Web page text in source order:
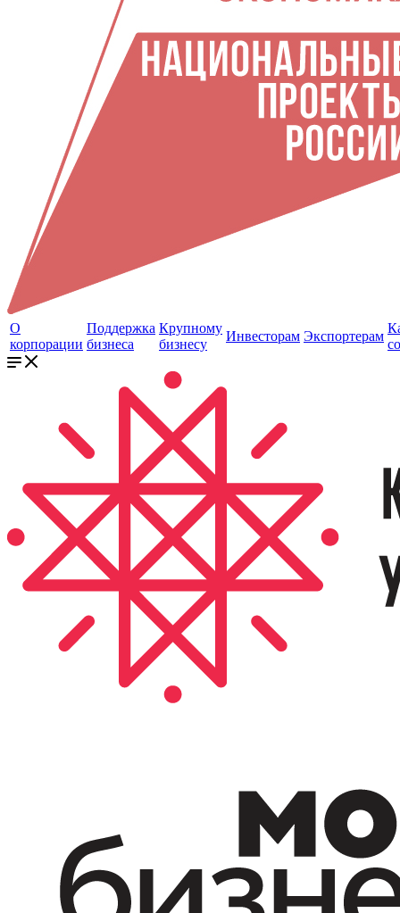
О
корпорации
Поддержка
бизнеса
Крупному
бизнесу
Инвесторам Экспортерам